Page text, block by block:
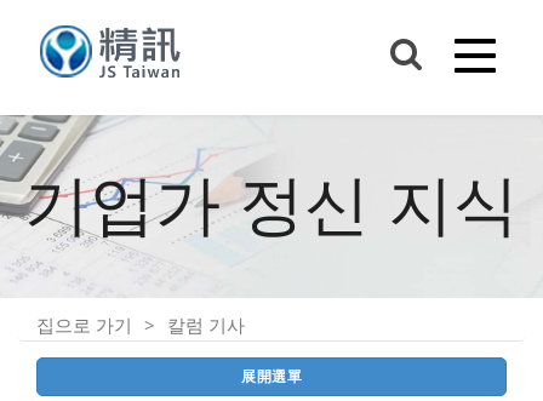
기업가 정신 지식
집으로 가기 칼럼 기사
展開選單